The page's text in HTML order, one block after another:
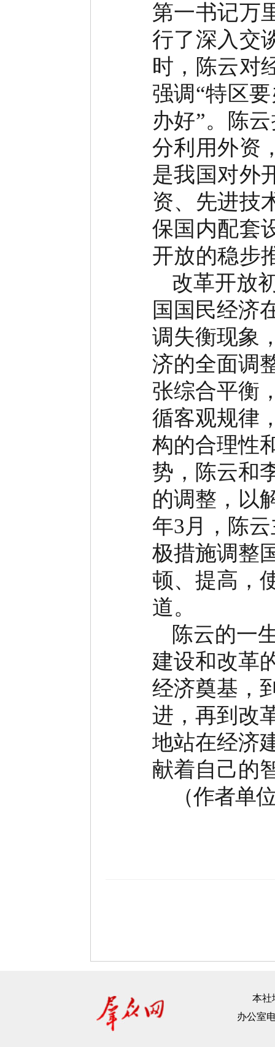
第一书记万
行了深入交
时，陈云对
强调“特区
办好”。陈
分利用外资
是我国对外
资、先进技
保国内配套
开放的稳步
改革开放
国国民经济
调失衡现象
济的全面调
张综合平衡
循客观规律
构的合理性
势，陈云和
的调整，以
年3月，陈
极措施调整
顿、提高，
道。
陈云的一
建设和改革
经济奠基，
进，再到改
地站在经济
献着自己的
（作者单
本社
办公室